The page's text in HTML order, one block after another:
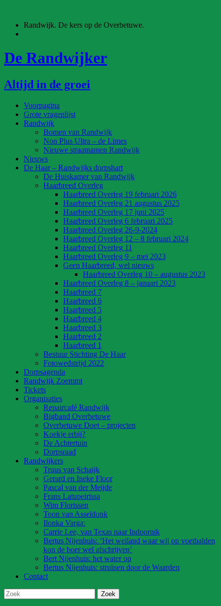
inhoud
Randwijk. De kers op de Overbetuwe.
De Randwijker
Altijd in de groei
Voorpagina
Grote vragenlijst
Randwijk
Bomen van Randwijk
Non Plus Ultra – de Limes
Nieuwe straatnamen Randwijk
Nieuws
De Haar – Randwijks dorpshart
De Huiskamer van Randwijk
Haarbreed Overleg
Haarbreed Overleg 19 februari 2026
Haarbreed Overleg 21 augustus 2025
Haarbreed Overleg 17 juni 2025
Haarbreed Overleg 6 februari 2025
Haarbreed Overleg 26-9-2024
Haarbreed Overleg 12 – 8 februari 2024
Haarbreed Overleg 11
Haarbreed Overleg 9 – mei 2023
Geen Haarbreed, wel nieuws
Haarbreed Overleg 10 – augustus 2023
Haarbreed Overleg 8 – januari 2023
Haarbreed 7
Haarbreed 6
Haarbreed 5
Haarbreed 4
Haarbreed 3
Haarbreed 2
Haarbreed 1
Bestuur Stichting De Haar
Fotowedstrijd 2022
Dorpsagenda
Randwijk Zoemmt
Tickets
Organisaties
Repaircafé Randwijk
Bigband Overbetuwe
Overbetuwe Doet – projecten
Koekje erbij?
De Achtertuin
Dorpsraad
Randwijkers
Truus van Schaijk
Gerard en Ineke Floor
Pascal van der Meijde
Frans Latupeirissa
Wim Florissen
Toon van Asseldonk
Ilonka Varga:
Carrie Lee, van Texas naar Indoornik
Bertus Nijenhuis: ‘Het weiland waar wij op voetbalden
kon de boer wel afschrijven’
Bert Nijenhuis: het water op
Bertus Nijenhuis: struinen door de Waarden
Contact